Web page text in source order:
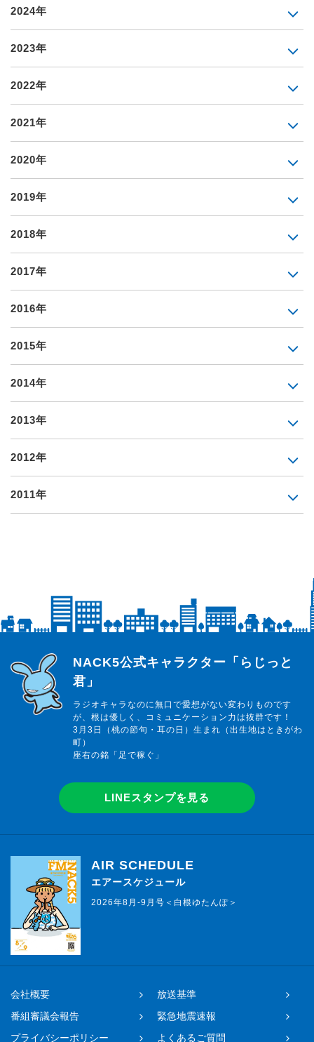
2024年
2023年
2022年
2021年
2020年
2019年
2018年
2017年
2016年
2015年
2014年
2013年
2012年
2011年
らじっと君
NACK5公式キャラクター「らじっと
君」
ラジオキャラなのに無口で愛想がない変わりものです
が、根は優しく、コミュニケーション力は抜群です！
3月3日（桃の節句・耳の日）生まれ（出生地はときがわ
町）
座右の銘「足で稼ぐ」
LINEスタンプを見る
AIR SCHEDULE
エアースケジュール
2026年8月-9月号＜白根ゆたんぽ＞
会社概要
放送基準
番組審議会報告
緊急地震速報
プライバシーポリシー
よくあるご質問